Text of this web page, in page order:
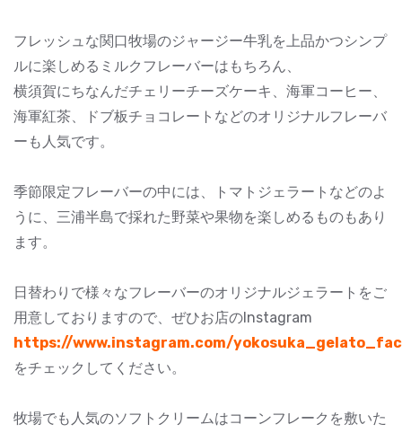
フレッシュな関口牧場のジャージー牛乳を上品かつシンプ
ルに楽しめるミルクフレーバーはもちろん、
横須賀にちなんだチェリーチーズケーキ、海軍コーヒー、
海軍紅茶、ドブ板チョコレートなどのオリジナルフレーバ
ーも人気です。
季節限定フレーバーの中には、トマトジェラートなどのよ
うに、三浦半島で採れた野菜や果物を楽しめるものもあり
ます。
日替わりで様々なフレーバーのオリジナルジェラートをご
用意しておりますので、ぜひお店のInstagram
https://www.instagram.com/
をチェックしてください。
牧場でも人気のソフトクリームはコーンフレークを敷いた